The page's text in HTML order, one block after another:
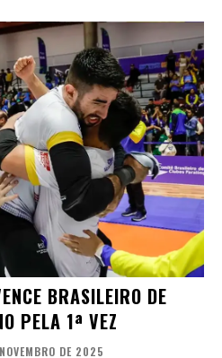
BRASILEIRO DE
PELA 1ª VEZ
DE 2025